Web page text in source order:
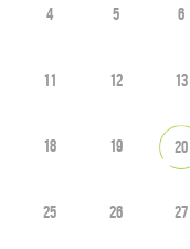
4 5 6
11 12 13
18 19 20
25 26 27